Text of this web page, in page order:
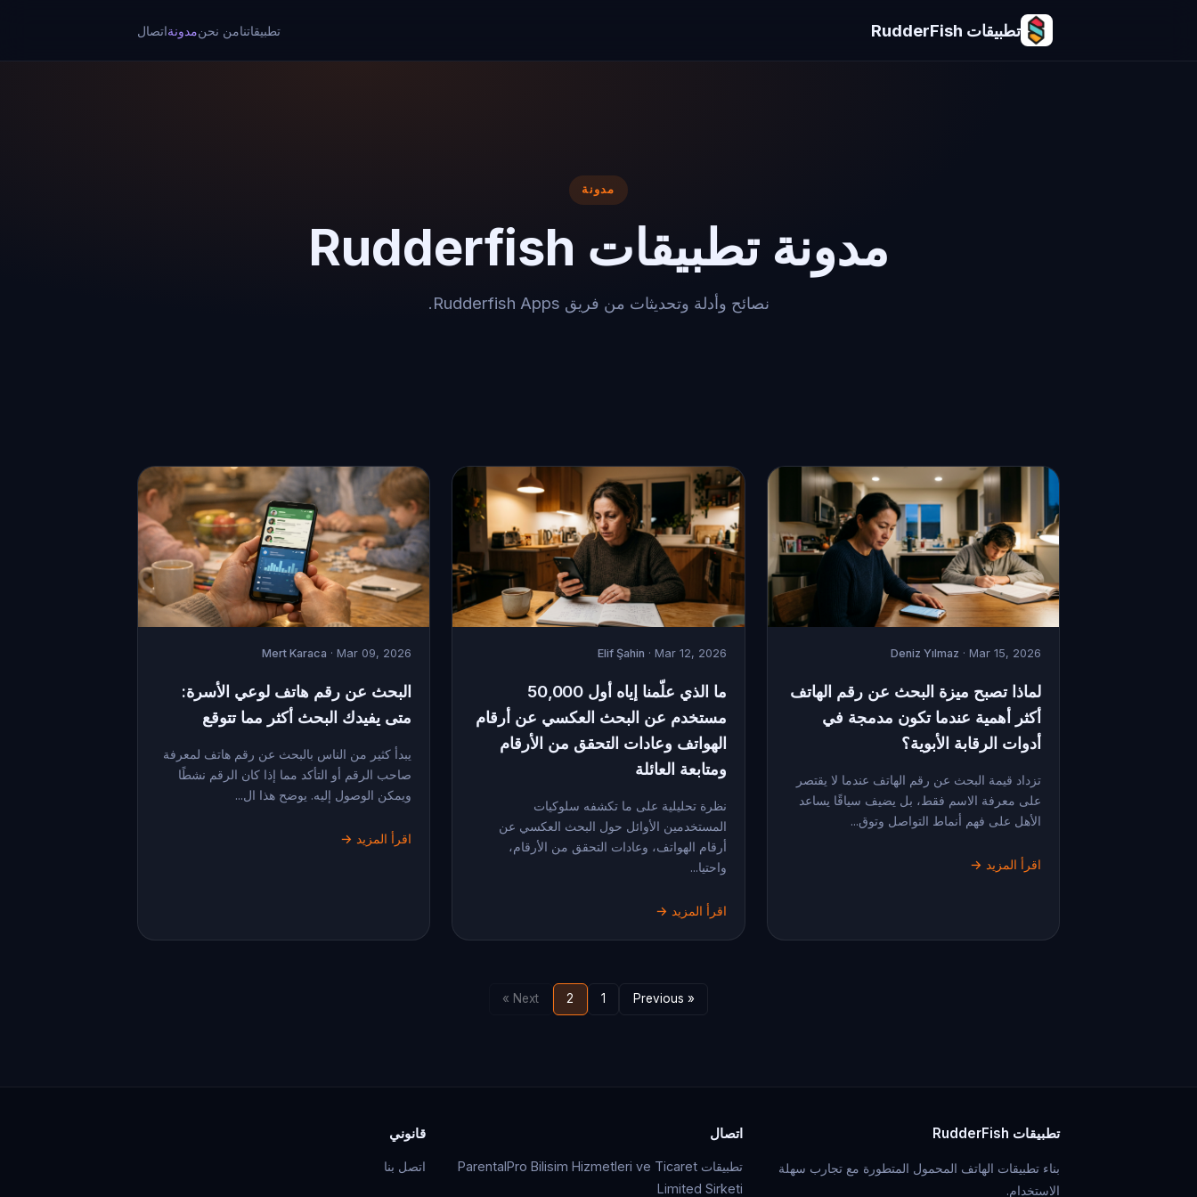
تطبيقات RudderFish تطبيقاتنامن نحنمدونةاتصال
مدونة
مدونة تطبيقات Rudderfish
نصائح وأدلة وتحديثات من فريق Rudderfish Apps.
Deniz Yılmaz · Mar 15, 2026
لماذا تصبح ميزة البحث عن رقم الهاتف
أكثر أهمية عندما تكون مدمجة في
أدوات الرقابة الأبوية؟
تزداد قيمة البحث عن رقم الهاتف عندما لا يقتصر
على معرفة الاسم فقط، بل يضيف سياقًا يساعد
الأهل على فهم أنماط التواصل وتوق...
اقرأ المزيد →
Elif Şahin · Mar 12, 2026
ما الذي علّمنا إياه أول 50,000
مستخدم عن البحث العكسي عن أرقام
الهواتف وعادات التحقق من الأرقام
ومتابعة العائلة
نظرة تحليلية على ما تكشفه سلوكيات
المستخدمين الأوائل حول البحث العكسي عن
أرقام الهواتف، وعادات التحقق من الأرقام،
واحتيا...
اقرأ المزيد →
Mert Karaca · Mar 09, 2026
البحث عن رقم هاتف لوعي الأسرة:
متى يفيدك البحث أكثر مما تتوقع
يبدأ كثير من الناس بالبحث عن رقم هاتف لمعرفة
صاحب الرقم أو التأكد مما إذا كان الرقم نشطًا
ويمكن الوصول إليه. يوضح هذا ال...
اقرأ المزيد →
« Previous
1
2
Next »
تطبيقات RudderFish
بناء تطبيقات الهاتف المحمول المتطورة مع تجارب سهلة
الاستخدام.
اتصال
تطبيقات ParentalPro Bilisim Hizmetleri ve Ticaret
Limited Sirketi
قانوني
اتصل بنا